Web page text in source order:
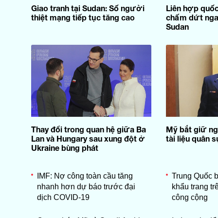
Giao tranh tại Sudan: Số người
thiệt mạng tiếp tục tăng cao
Liên hợp
chấm dứt
Sudan
Thay đổi trong quan hệ giữa Ba
Lan và Hungary sau xung đột ở
Ukraine bùng phát
Mỹ bắt giữ
tài liệu quân
IMF: Nợ công toàn cầu tăng
nhanh hơn dự báo trước đại
dịch COVID-19
Trung Quốc
khẩu trang
công cộng